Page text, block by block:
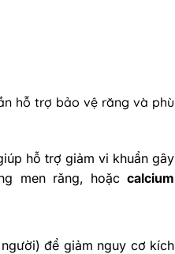
hỗ trợ bảo vệ răng và phù
hỗ trợ giảm vi khuẩn gây
men răng, hoặccalcium
để giảm nguy cơ kích